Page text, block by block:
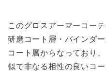
このグロスアーマーコー
研磨コート層・バインダ
コート層からなっており、
似て非なる相性の良いコ